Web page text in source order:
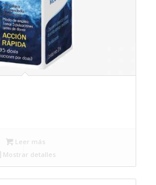
Leer más
Mostrar detalles